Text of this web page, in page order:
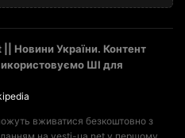
Новини України. Контент
ШІ для
вживатися безкоштовно з